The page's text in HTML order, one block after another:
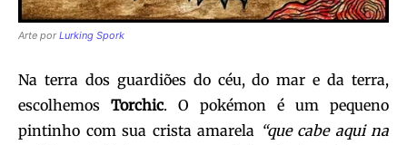
Arte porLurking Spork
Na terra dos guardiões do céu, do mar e da terra,
escolhemos Torchic. O pokémon é um pequeno
pintinho com sua crista amarela “que cabe aqui na